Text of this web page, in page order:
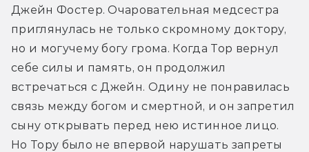
Джейн Фостер. Очаровательная медсестра
приглянулась не только скромному доктору,
но и могучему богу грома. Когда Тор вернул
себе силы и память, он продолжил
встречаться с Джейн. Одину не понравилась
связь между богом и смертной, и он запретил
сыну открывать перед нею истинное лицо.
Но Тору было не впервой нарушать запреты